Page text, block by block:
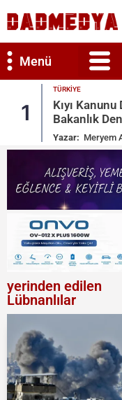
Menü
Dönem ve 2
yerinden edilen
Lübnanlılar